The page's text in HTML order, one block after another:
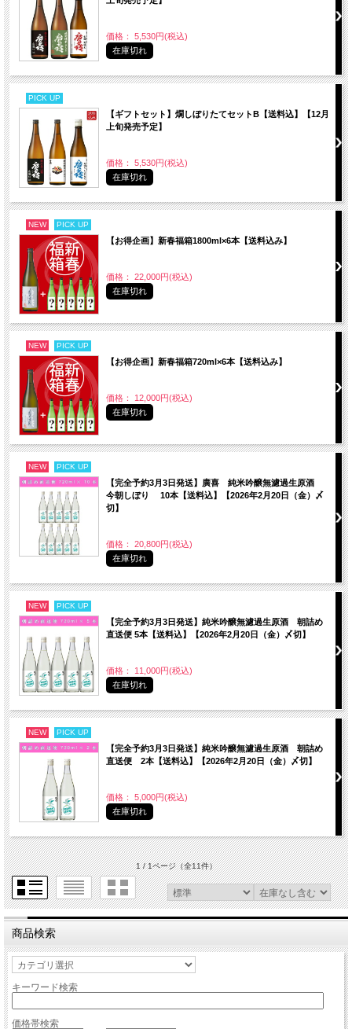
価格： 5,530円(税込)
在庫切れ
PICK UP
【ギフトセット】燗しぼりたてセットB【送料込】【12月
上旬発売予定】
価格： 5,530円(税込)
在庫切れ
NEW PICK UP
【お得企画】新春福箱1800ml×6本【送料込み】
価格： 22,000円(税込)
在庫切れ
NEW PICK UP
【お得企画】新春福箱720ml×6本【送料込み】
価格： 12,000円(税込)
在庫切れ
NEW PICK UP
【完全予約3月3日発送】廣喜 純米吟醸無濾過生原酒
今朝しぼり 10本【送料込】【2026年2月20日（金）〆
切】
価格： 20,800円(税込)
在庫切れ
NEW PICK UP
【完全予約3月3日発送】純米吟醸無濾過生原酒 朝詰め
直送便 5本【送料込】【2026年2月20日（金）〆切】
価格： 11,000円(税込)
在庫切れ
NEW PICK UP
【完全予約3月3日発送】純米吟醸無濾過生原酒 朝詰め
直送便 2本【送料込】【2026年2月20日（金）〆切】
価格： 5,000円(税込)
在庫切れ
1 / 1ページ（全11件）
商品検索
キーワード検索
価格帯検索